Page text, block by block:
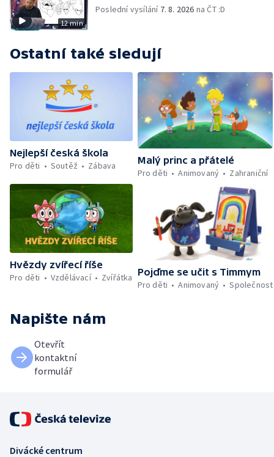
12 min
Poslední vysílání 7. 8. 2026 na ČT :D
Ostatní také sledují
Nejlepší česká škola
Pro děti
Soutěž Zábava
Malý princ a přátelé
Pro děti
Animovaný Zahraniční
Hvězdy zvířecí říše
Pro děti
Vzdělávací Zvířátka
Pojďme se učit s Timmym
Pro děti
Animovaný Společnost
Napište nám
Otevřít
kontaktní
formulář
Divácké centrum